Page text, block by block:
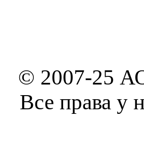
© 2007-25
Все права у